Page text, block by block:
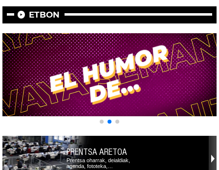
ETBON
PRENTSA ARETOA
Prentsa oharrak, deialdiak,
agenda, fototeka,…